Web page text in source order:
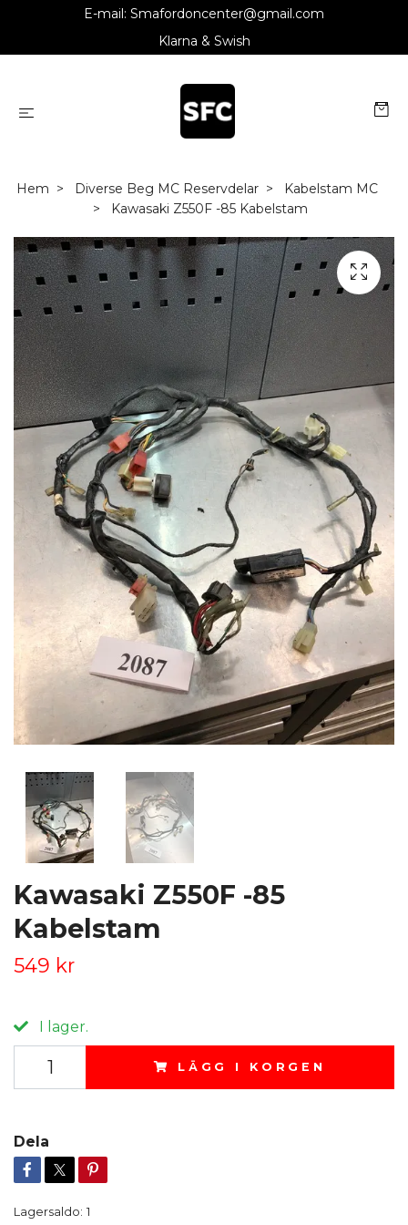
E-mail: Smafordoncenter@gmail.com
Klarna & Swish
Hem Diverse Beg MC Reservdelar
Kabelstam MC
Kawasaki Z550F -85 Kabelstam
Kawasaki Z550F -85
Kabelstam
549 kr
I lager.
LÄGG I KORGEN
Dela
Lagersaldo: 1